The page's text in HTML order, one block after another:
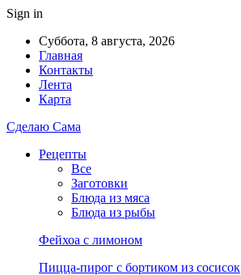
Sign in
Суббота, 8 августа, 2026
Главная
Контакты
Лента
Карта
Сделаю Сама
Рецепты
Все
Заготовки
Блюда из мяса
Блюда из рыбы
Фейхоа с лимоном
Пицца-пирог с бортиком из сосисок